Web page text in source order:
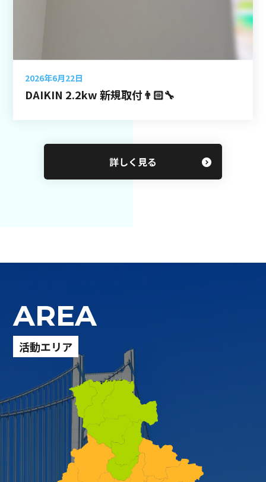
2026年6月22日
DAIKIN 2.2kw 新規取付👨🏻‍🔧
詳しく見る
AREA
活動エリア